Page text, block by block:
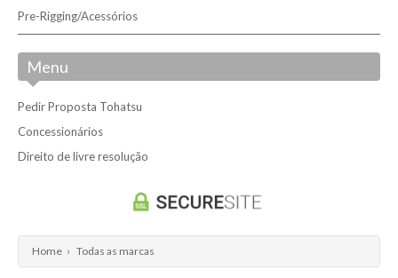
Pesquisar
Pre-Rigging/Acessórios
Menu
Pedir Proposta Tohatsu
Concessionários
Direito de livre resolução
Home › Todas as marcas